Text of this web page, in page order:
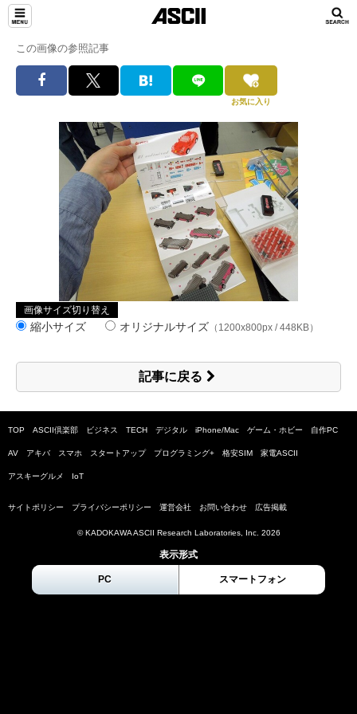
この画像の参照記事
お気に入り
画像サイズ切り替え
縮小サイズ オリジナルサイズ （1200x800px / 448KB）
記事に戻る
TOP ASCII倶楽部 ビジネス TECH デジタル iPhone/Mac ゲーム・ホビー 自作PC
AV アキバ スマホ スタートアップ プログラミング+ 格安SIM 家電ASCII
アスキーグルメ IoT
サイトポリシー プライバシーポリシー 運営会社 お問い合わせ 広告掲載
© KADOKAWA ASCII Research Laboratories, Inc. 2026
表示形式
PC スマートフォン